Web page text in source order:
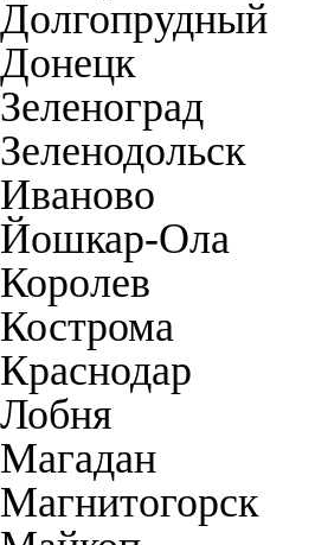
Долгопрудный
Донецк
Зеленоград
Зеленодольск
Иваново
Йошкар-Ола
Королев
Кострома
Краснодар
Лобня
Магадан
Магнитогорск